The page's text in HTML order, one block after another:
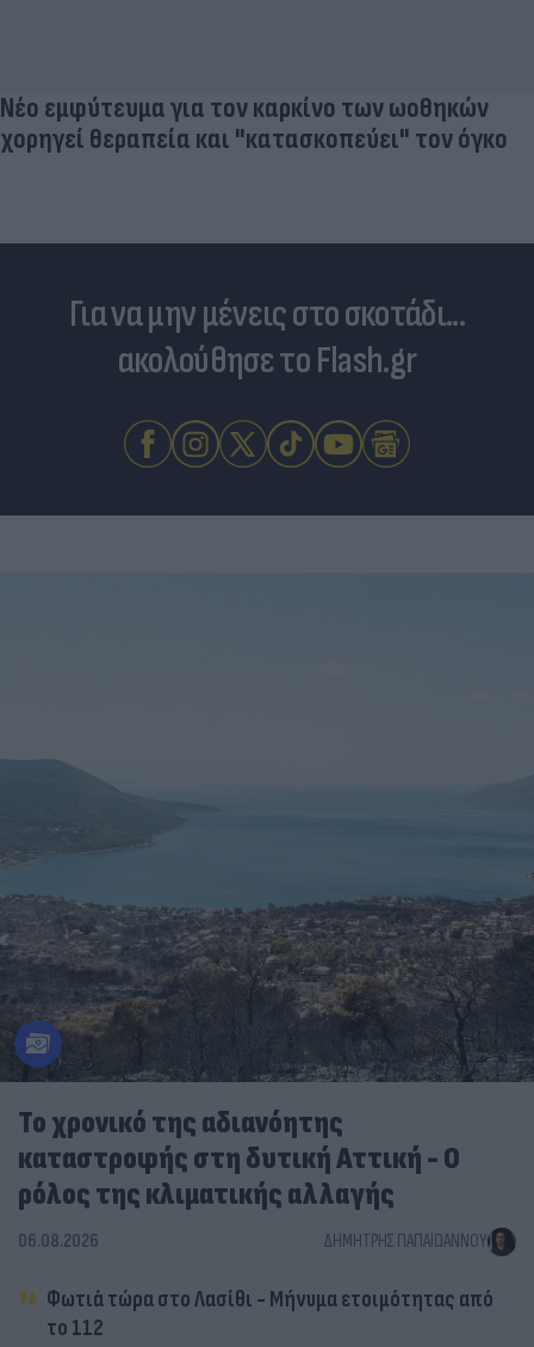
Για να μην μένεις στο σκοτάδι...
ακολούθησε το Flash.gr
Το χρονικό της αδιανόητης
καταστροφής στη δυτική Αττική - Ο
ρόλος της κλιματικής αλλαγής
06.08.2026 ΔΗΜΉΤΡΗΣ ΠΑΠΑΪΩΆΝΝΟΥ
Φωτιά τώρα στο Λασίθι - Μήνυμα ετοιμότητας από
το 112